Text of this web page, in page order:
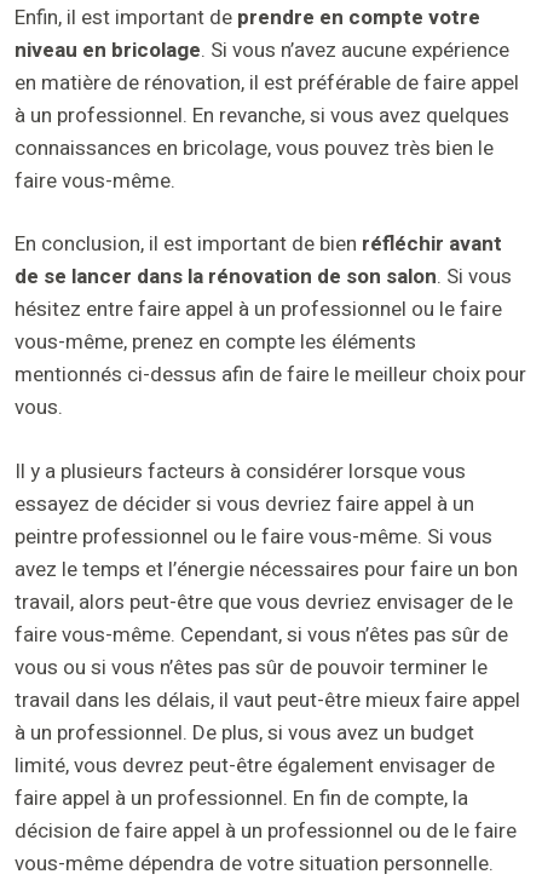
Enfin, il est important de prendre en compte votre
niveau en bricolage. Si vous n’avez aucune expérience
en matière de rénovation, il est préférable de faire appel
à un professionnel. En revanche, si vous avez quelques
connaissances en bricolage, vous pouvez très bien le
faire vous-même.
En conclusion, il est important de bien réfléchir avant
de se lancer dans la rénovation de son salon. Si vous
hésitez entre faire appel à un professionnel ou le faire
vous-même, prenez en compte les éléments
mentionnés ci-dessus afin de faire le meilleur choix pour
vous.
Il y a plusieurs facteurs à considérer lorsque vous
essayez de décider si vous devriez faire appel à un
peintre professionnel ou le faire vous-même. Si vous
avez le temps et l’énergie nécessaires pour faire un bon
travail, alors peut-être que vous devriez envisager de le
faire vous-même. Cependant, si vous n’êtes pas sûr de
vous ou si vous n’êtes pas sûr de pouvoir terminer le
travail dans les délais, il vaut peut-être mieux faire appel
à un professionnel. De plus, si vous avez un budget
limité, vous devrez peut-être également envisager de
faire appel à un professionnel. En fin de compte, la
décision de faire appel à un professionnel ou de le faire
vous-même dépendra de votre situation personnelle.